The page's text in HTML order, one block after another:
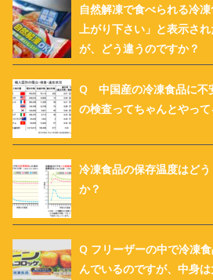
自然解凍で食べられる冷
上がり下さい」と表示さ
が、どう違うのですか？
Q 中国産の冷凍食品に不
の検査ってちゃんとやって
冷凍食品の保存温度はど
か？
Q フリーザーの中で冷凍
んでいるのですが、中身